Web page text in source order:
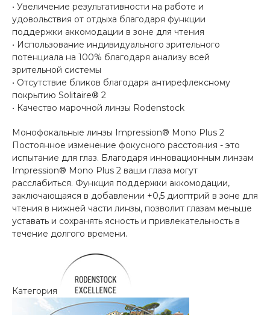
• Увеличение результативности на работе и
удовольствия от отдыха благодаря функции
поддержки аккомодации в зоне для чтения
• Использование индивидуального зрительного
потенциала на 100% благодаря анализу всей
зрительной системы
• Отсутствие бликов благодаря антирефлексному
покрытию Solitaire® 2
• Качество марочной линзы Rodenstock
Монофокальные линзы Impression® Mono Plus 2
Постоянное изменение фокусного расстояния - это
испытание для глаз. Благодаря инновационным линзам
Impression® Mono Plus 2 ваши глаза могут
расслабиться. Функция поддержки аккомодации,
заключающаяся в добавлении +0,5 диоптрий в зоне для
чтения в нижней части линзы, позволит глазам меньше
уставать и сохранять ясность и привлекательность в
течение долгого времени.
Категория